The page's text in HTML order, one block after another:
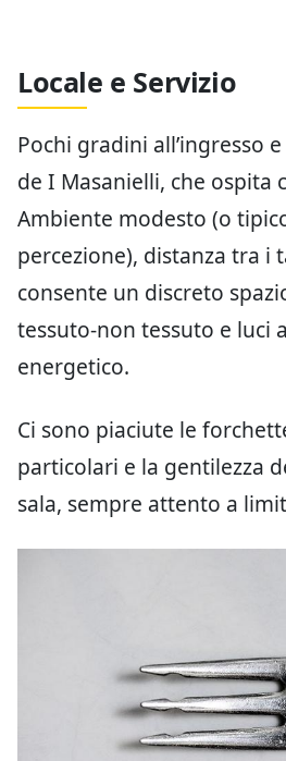
Locale e Servizio
Pochi gradini all’ingresso
de I Masanielli, che ospita
Ambiente modesto (o
percezione), distanza tra i
consente un discreto
tessuto-non tessuto e luci
energetico.
Ci sono piaciute le
particolari e la gentilezza
sala, sempre attento a